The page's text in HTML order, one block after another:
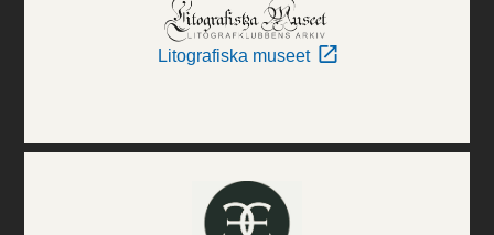
Litografiska museet